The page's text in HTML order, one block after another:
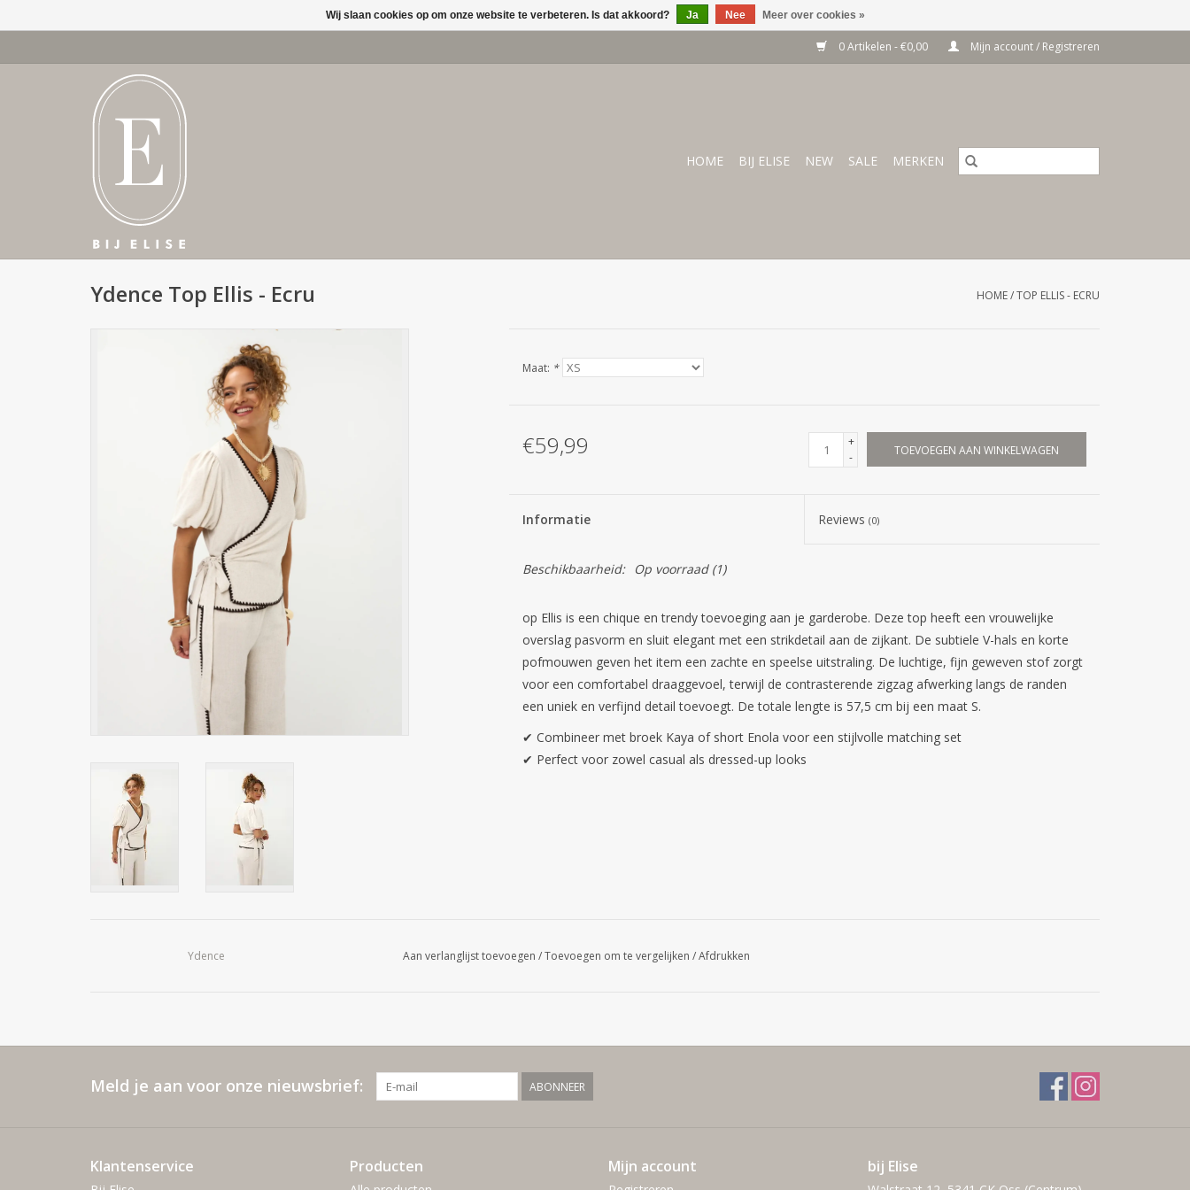
0 Artikelen - €0,00 Mijn account / Registreren
HOME BIJ ELISE NEW SALE MERKEN
Ydence Top Ellis - Ecru HOME/TOP ELLIS - ECRU
Maat: *
€59,99
+
-
TOEVOEGEN AAN WINKELWAGEN
Informatie Reviews(0)
Beschikbaarheid: Op voorraad(1)
op Ellis is een chique en trendy toevoeging aan je garderobe. Deze top heeft een vrouwelijke
overslag pasvorm en sluit elegant met een strikdetail aan de zijkant. De subtiele V-hals en korte
pofmouwen geven het item een zachte en speelse uitstraling. De luchtige, fijn geweven stof zorgt
voor een comfortabel draaggevoel, terwijl de contrasterende zigzag afwerking langs de randen
een uniek en verfijnd detail toevoegt. De totale lengte is 57,5 cm bij een maat S.
✔ Combineer met broek Kaya of short Enola voor een stijlvolle matching set
✔ Perfect voor zowel casual als dressed-up looks
Ydence Aan verlanglijst toevoegen /Toevoegen om te vergelijken /Afdrukken
Meld je aan voor onze nieuwsbrief: ABONNEER
Klantenservice Producten Mijn account bij Elise
Wij slaan cookies op om onze website te verbeteren. Is dat akkoord? Ja Nee Meer over cookies »